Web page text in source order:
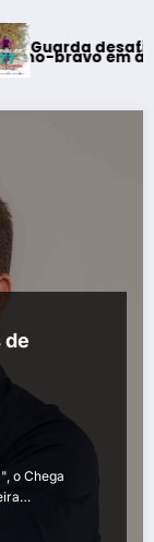
área rewilding
amantes do
de
o Chega